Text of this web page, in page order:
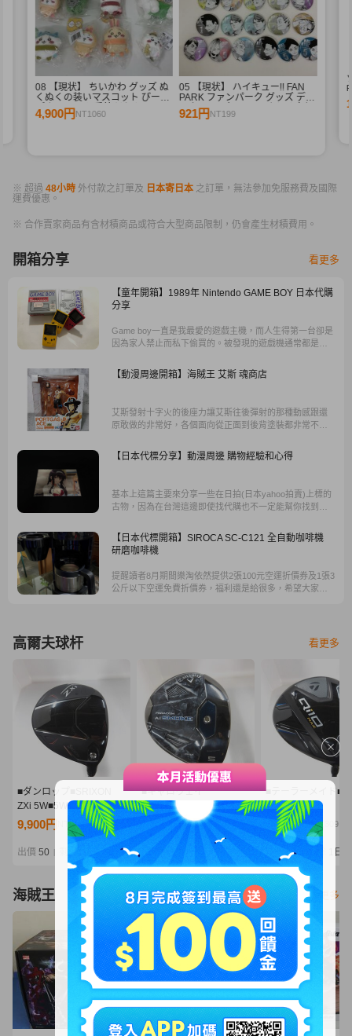
08 【現状】 ちいかわ グッズ ぬ
くぬくの装いマスコット ぴーぽ
ぽぬいぐるみ 季節だもんマスコ
ット うさぎ ハチワレ 他
4,900円 NT1060
05 【現状】 ハイキュー!! FAN
PARK ファンパーク グッズ デコ
レクション缶バッジ まとめ売り
牛島若利 宮侑 木兎光太郎 星海
921円 NT199
※ 超過 48小時 外付款之訂單及 日本寄日本 之訂單，無法參加免服務費及國際
運費優惠。
※ 合作賣家商品有含材積商品或符合大型商品限制，仍會產生材積費用。
開箱分享 看更多
【童年開箱】1989年 Nintendo GAME BOY 日本代購
分享
Game boy一直是我最愛的遊戲主機，而人生得第一台卻是
因為家人禁止而私下偷買的。被發現的遊戲機通常都是再
就是現在了，因為他們管不動我了。各位!蒐藏就是那麼樸
實無華，且乏味。
【動漫周邊開箱】海賊王 艾斯 魂商店
艾斯發射十字火的後座力讓艾斯往後彈射的那種動感跟還
原敢做的非常好，各個面向從正面到後背塗裝都非常不
起來比較深邃，偏暗色系~暗色系卻又帶一點電鍍感。
【日本代標分享】動漫周邊 購物經驗和心得
基本上這篇主要來分享一些在日拍(日本yahoo拍賣)上標的
古物，因為在台灣這邊即使找代購也不一定能幫你找到渠
【日本代標開箱】SIROCA SC-C121 全自動咖啡機
研磨咖啡機
提醒讀者8月期間樂淘依然提供2張100元空運折價券及1張3
公斤以下空運免費折價券，福利還是給很多，希望大家可
高爾夫球杆 看更多
■ダンロップ■SRIXON
ZXi 5W■5W■S■Diamana
ZXi 50■中古■1円～
9,900円 NT2,142
出價 50 剩餘
■キャロウェイ
■PARADYM Ai SMOKE
MAX
5W■5W■S■SPEEDER
NX BLACK 50■中古■1円
～
12,200円NT2,640
出價33 剩餘 1日
■テーラーメイド
MAX
BLUE TM50(Qi10
中古■1円～
6,050円NT1,309
出價31 1日
海賊王 看更多